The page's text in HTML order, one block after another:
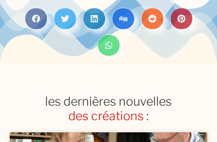
les dernières nouvelles
des restaurations